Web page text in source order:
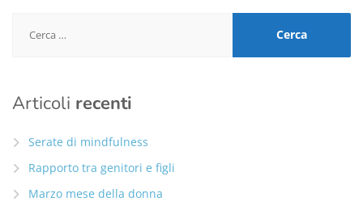
per:
Articoli recenti
Serate di mindfulness
Rapporto tra genitori e figli
Marzo mese della donna